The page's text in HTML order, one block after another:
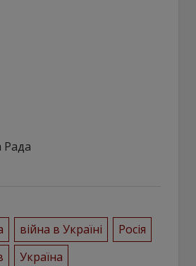
війна в Україні
Росія
Україна